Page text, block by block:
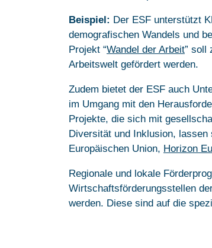
Beispiel: Der ESF unterstützt
demografischen Wandels und
Projekt “Wandel der Arbeit” soll
Arbeitswelt gefördert werden.
Zudem bietet der ESF auch
im Umgang mit den
Projekte, die sich mit
Diversität und Inklusion,
Europäischen Union, Horizon
Regionale und lokale
Wirtschaftsförderungsstellen
werden. Diese sind auf die